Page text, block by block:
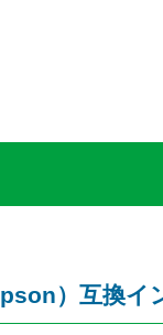
）互換イ